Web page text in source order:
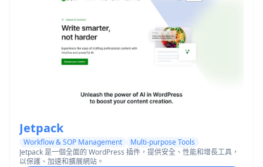
Jetpack
Workflow & SOP Management
Multi-purpose Tools
Jetpack 是一個全面的 WordPress 插件，提供安全、性能和增長工具，
以保護、加速和擴展網站。